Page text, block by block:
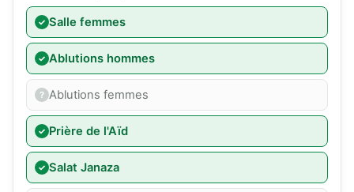
Salle femmes
Ablutions hommes
Ablutions femmes
Prière de l'Aïd
Salat Janaza